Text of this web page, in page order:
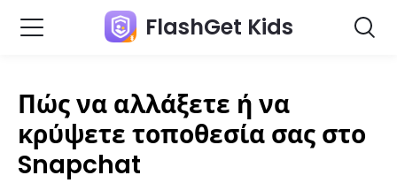
FlashGet Kids
Πώς να αλλάξετε ή να
κρύψετε τοποθεσία σας στο
Snapchat